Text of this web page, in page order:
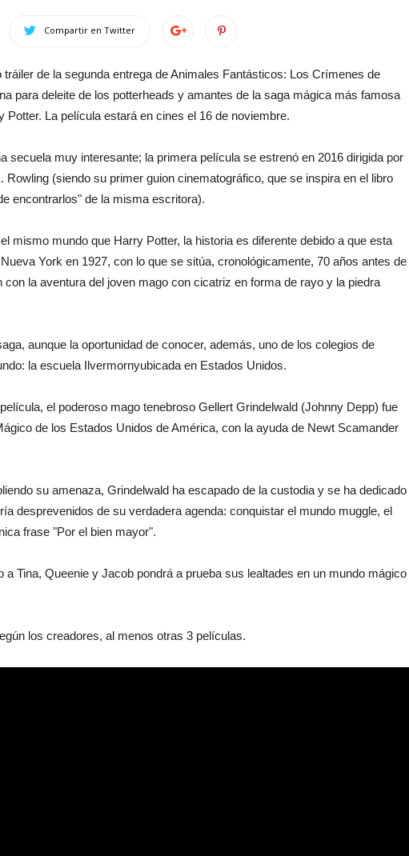
Compartir en Twitter
de la segunda entrega de Animales Fantásticos: Los Crímenes de
para deleite de los potterheads y amantes de la saga mágica más famosa
Potter. La película estará en cines el 16 de noviembre.
secuela muy interesante; la primera película se estrenó en 2016 dirigida por
Rowling (siendo su primer guion cinematográfico, que se inspira en el libro
encontrarlos" de la misma escritora).
mismo mundo que Harry Potter, la historia es diferente debido a que esta
York en 1927, con lo que se sitúa, cronológicamente, 70 años antes de
la aventura del joven mago con cicatriz en forma de rayo y la piedra
aunque la oportunidad de conocer, además, uno de los colegios de
la escuela Ilvermornyubicada en Estados Unidos.
el poderoso mago tenebroso Gellert Grindelwald (Johnny Depp) fue
de los Estados Unidos de América, con la ayuda de Newt Scamander
su amenaza, Grindelwald ha escapado de la custodia y se ha dedicado
desprevenidos de su verdadera agenda: conquistar el mundo muggle, el
frase "Por el bien mayor".
a Tina, Queenie y Jacob pondrá a prueba sus lealtades en un mundo mágico
los creadores, al menos otras 3 películas.